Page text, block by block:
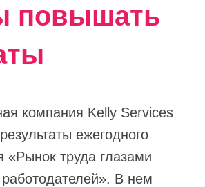
повышать
компания Kelly Services
ежегодного
«Рынок труда глазами
В нем